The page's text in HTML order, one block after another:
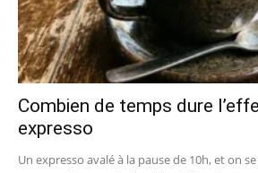
Combien de temps dure
expresso
Un expresso avalé à la pause de 10h, et on